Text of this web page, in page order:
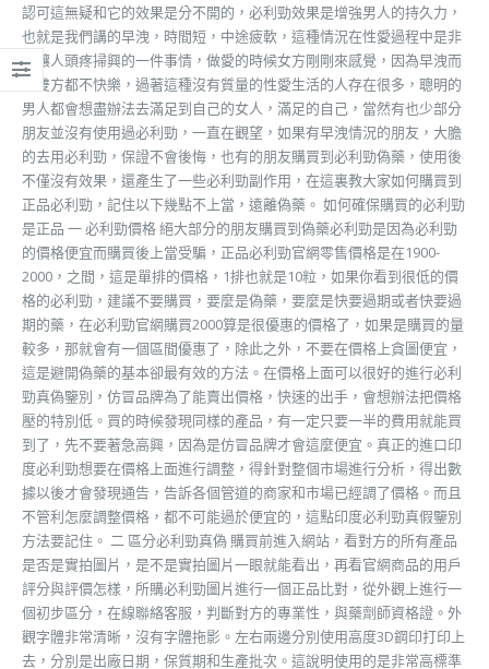
認可這無疑和它的效果是分不開的，必利勁效果是增強男人的持久力，
也就是我們講的早洩，時間短，中途疲軟，這種情況在性愛過程中是非
常讓人頭疼掃興的一件事情，做愛的時候女方剛剛來感覺，因為早洩而
讓雙方都不快樂，過著這種沒有質量的性愛生活的人存在很多，聰明的
男人都會想盡辦法去滿足到自己的女人，滿足的自己，當然有也少部分
朋友並沒有使用過必利勁，一直在觀望，如果有早洩情況的朋友，大膽
的去用必利勁，保證不會後悔，也有的朋友購買到必利勁偽藥，使用後
不僅沒有效果，還產生了一些必利勁副作用，在這裏教大家如何購買到
正品必利勁，記住以下幾點不上當，遠離偽藥。 如何確保購買的必利勁
是正品 一 必利勁價格 絕大部分的朋友購買到偽藥必利勁是因為必利勁
的價格便宜而購買後上當受騙，正品必利勁官網零售價格是在1900-
2000，之間，這是單排的價格，1排也就是10粒，如果你看到很低的價
格的必利勁，建議不要購買，要麼是偽藥，要麼是快要過期或者快要過
期的藥，在必利勁官網購買2000算是很優惠的價格了，如果是購買的量
較多，那就會有一個區間優惠了，除此之外，不要在價格上貪圖便宜，
這是避開偽藥的基本卻最有效的方法。在價格上面可以很好的進行必利
勁真偽鑒別，仿冒品牌為了能賣出價格，快速的出手，會想辦法把價格
壓的特別低。買的時候發現同樣的產品，有一定只要一半的費用就能買
到了，先不要著急高興，因為是仿冒品牌才會這麼便宜。真正的進口印
度必利勁想要在價格上面進行調整，得針對整個市場進行分析，得出數
據以後才會發現通告，告訴各個管道的商家和市場已經調了價格。而且
不管利怎麼調整價格，都不可能過於便宜的，這點印度必利勁真假鑒別
方法要記住。 二 區分必利勁真偽 購買前進入網站，看對方的所有產品
是否是實拍圖片，是不是實拍圖片一眼就能看出，再看官網商品的用戶
評分與評價怎樣，所購必利勁圖片進行一個正品比對，從外觀上進行一
個初步區分，在線聯絡客服，判斷對方的專業性，與藥劑師資格證。外
觀字體非常清晰，沒有字體拖影。左右兩邊分別使用高度3D鋼印打印上
去，分別是出廠日期，保質期和生產批次。這說明使用的是非常高標準